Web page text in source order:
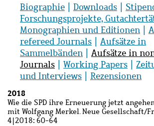
Biographie
Downloads
Forschungsprojekte,
Monographien und Editionen
refereed Journals
Aufsätze in
Sammelbänden
Aufsätze in
Journals
Working Papers
und Interviews
Rezensionen
2018
Wie die SPD ihre Erneuerung jetzt
mit Wolfgang Merkel. Neue Gesellschaft/
4|2018: 60-64